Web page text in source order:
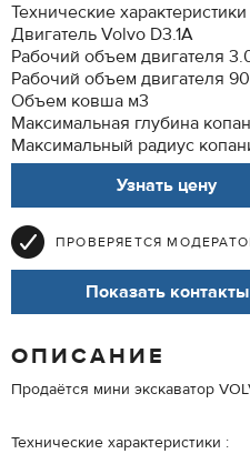
Технические характеристики
Двигатель Volvo D3.1A
Рабочий объем двигателя
Рабочий объем двигателя
Объем ковша м3
Максимальная глубина
Максимальный радиус
Узнать цену
ПРОВЕРЯЕТСЯ
Показать контакты
ОПИСАНИЕ
Продаётся мини экскаватор
Технические характеристики :